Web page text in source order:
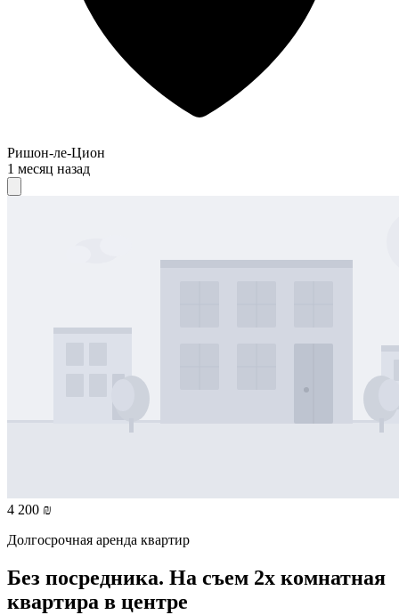
Ришон-ле-Цион
1 месяц назад
4 200 ₪
Долгосрочная аренда квартир
Без посредника. На съем 2х комнатная
квартира в центре